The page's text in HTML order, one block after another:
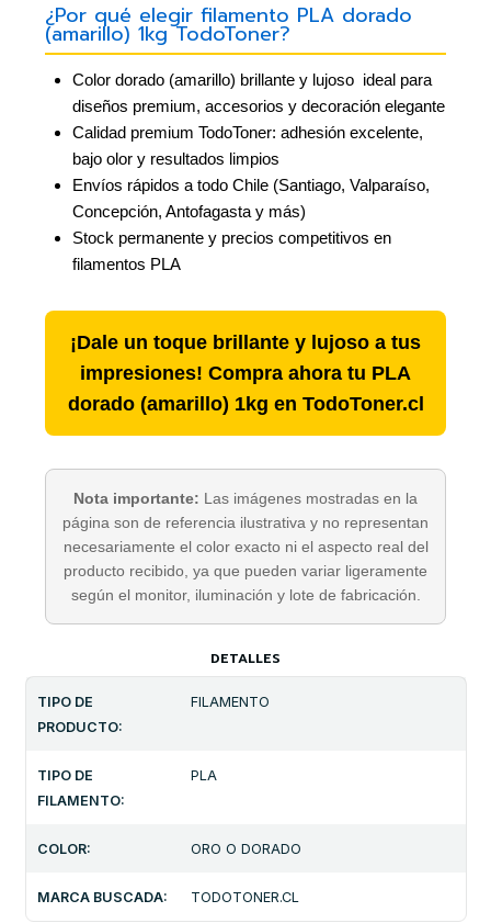
¿Por qué elegir filamento PLA dorado
(amarillo) 1kg TodoToner?
Color dorado (amarillo) brillante y lujoso  ideal para
diseños premium, accesorios y decoración elegante
Calidad premium TodoToner: adhesión excelente,
bajo olor y resultados limpios
Envíos rápidos a todo Chile (Santiago, Valparaíso,
Concepción, Antofagasta y más)
Stock permanente y precios competitivos en
filamentos PLA
¡Dale un toque brillante y lujoso a tus
impresiones! Compra ahora tu PLA
dorado (amarillo) 1kg en TodoToner.cl
Nota importante: Las imágenes mostradas en la
página son de referencia ilustrativa y no representan
necesariamente el color exacto ni el aspecto real del
producto recibido, ya que pueden variar ligeramente
según el monitor, iluminación y lote de fabricación.
DETALLES
TIPO DE
PRODUCTO:
FILAMENTO
TIPO DE
FILAMENTO:
PLA
COLOR: ORO O DORADO
MARCA BUSCADA: TODOTONER.CL